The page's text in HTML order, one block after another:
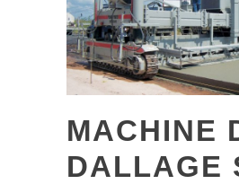
MACHINE
DALLAGE